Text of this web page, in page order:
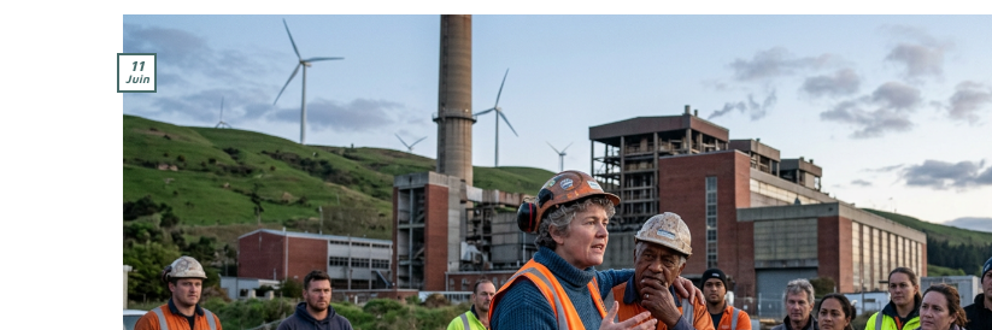
11
Juin